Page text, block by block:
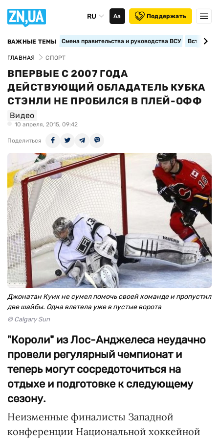
RU Аа Поддержать
ВАЖНЫЕ ТЕМЫ Смена правительства и руководства ВСУ
ГЛАВНАЯ СПОРТ
ВПЕРВЫЕ С 2007 ГОДА
ДЕЙСТВУЮЩИЙ ОБЛАДАТЕЛЬ КУБКА
СТЭНЛИ НЕ ПРОБИЛСЯ В ПЛЕЙ-ОФФ
Видео
10 апреля, 2015, 09:42
Поделиться
Джонатан Куик не сумел помочь своей команде и пропустил
две шайбы. Одна влетела уже в пустые ворота
© Calgary Sun
"Короли" из Лос-Анджелеса неудачно
провели регулярный чемпионат и
теперь могут сосредоточиться на
отдыхе и подготовке к следующему
сезону.
Неизменные финалисты Западной
конференции Национальной хоккейной